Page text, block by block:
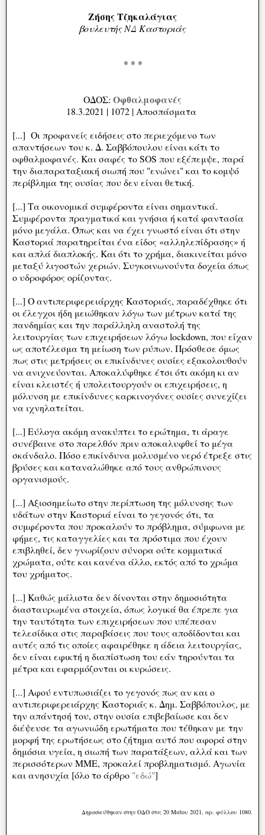
Ζήσης Τζηκαλάγιας
βουλευτής ΝΔ Καστοριάς
* * *
ΟΔΟΣ: Οφθαλμοφανές
18.3.2021 | 1072 | Αποσπάσματα
[...] Οι προφανείς ειδήσεις στο περιεχόμενο των
απαντήσεων του κ. Δ. Σαββόπουλου είναι κάτι το
οφθαλμοφανές. Και σαφές το SOS που εξέπεμψε, παρά
την διαπαραταξιακή σιωπή που "ενώνει" και το κομψό
περίβλημα της ουσίας που δεν είναι θετική.
[...] Tα οικονομικά συμφέροντα είναι σημαντικά.
Συμφέροντα πραγματικά και γνήσια ή κατά φαντασία
μόνο μεγάλα. Όπως και να έχει γνωστό είναι ότι στην
Καστοριά παρατηρείται ένα είδος «αλληλεπίδρασης» ή
και απλά διαπλοκής. Και ότι το χρήμα, διακινείται μόνο
μεταξύ λιγοστών χεριών. Συγκοινωνούντα δοχεία όπως
ο υδροφόρος ορίζοντας.
[...] O αντιπεριφερειάρχης Καστοριάς, παραδέχθηκε ότι
οι έλεγχοι ήδη μειώθηκαν λόγω των μέτρων κατά της
πανδημίας και την παράλληλη αναστολή της
λειτουργίας των επιχειρήσεων λόγω lockdown, που είχαν
ως αποτέλεσμα τη μείωση των ρύπων. Πρόσθεσε όμως
πως στις μετρήσεις οι επικίνδυνες ουσίες εξακολουθούν
να ανιχνεύονται. Aποκαλύφθηκε έτσι ότι ακόμη κι αν
είναι κλειστές ή υπολειτουργούν οι επιχειρήσεις, η
μόλυνση με επικίνδυνες καρκινογόνες ουσίες συνεχίζει
να ιχνηλατείται.
[...] Εύλογα ακόμη ανακύπτει το ερώτημα, τι άραγε
συνέβαινε στο παρελθόν πριν αποκαλυφθεί το μέγα
σκάνδαλο. Πόσο επικίνδυνα μολυσμένο νερό έτρεξε στις
βρύσες και καταναλώθηκε από τους ανθρώπινους
οργανισμούς.
[...] Αξιοσημείωτο στην περίπτωση της μόλυνσης των
υδάτων στην Καστοριά είναι το γεγονός ότι, τα
συμφέροντα που προκαλούν το πρόβλημα, σύμφωνα με
φήμες, τις καταγγελίες και τα πρόστιμα που έχουν
επιβληθεί, δεν γνωρίζουν σύνορα ούτε κομματικά
χρώματα, ούτε και κανένα άλλο, εκτός από το χρώμα
του χρήματος.
[...] Καθώς μάλιστα δεν δίνονται στην δημοσιότητα
διασταυρωμένα στοιχεία, όπως λογικά θα έπρεπε για
την ταυτότητα των επιχειρήσεων που υπέπεσαν
τελεσίδικα στις παραβάσεις που τους αποδίδονται και
αυτές από τις οποίες αφαιρέθηκε η άδεια λειτουργίας,
δεν είναι εφικτή η διαπίστωση του εάν τηρούνται τα
μέτρα και εφαρμόζονται οι κυρώσεις.
[...] Aφού εντυπωσιάζει το γεγονός πως αν και ο
αντιπεριφερειάρχης Καστοριάς κ. Δημ. Σαββόπουλος, με
την απάντησή του, στην ουσία επιβεβαίωσε και δεν
διέψευσε τα αγωνιώδη ερωτήματα που τέθηκαν με την
μορφή της ερωτήσεως στο ζήτημα αυτό που αφορά στην
δημόσια υγεία, η σιωπή των παρατάξεων, αλλά και των
περισσότερων ΜΜΕ, προκαλεί προβληματισμό. Αγωνία
και ανησυχία [όλο το άρθρο "εδώ"]
Δημοσιεύθηκαν στην ΟΔΟ στις 20 Μαΐου 2021, αρ. φύλλου 1080.